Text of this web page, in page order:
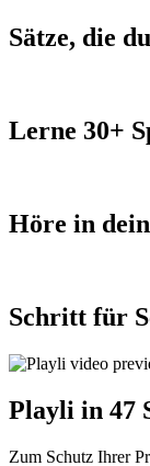
Sätze, die
Lerne 30+
Höre in
Schritt für
Playli in 47
Zum Schutz Ihrer